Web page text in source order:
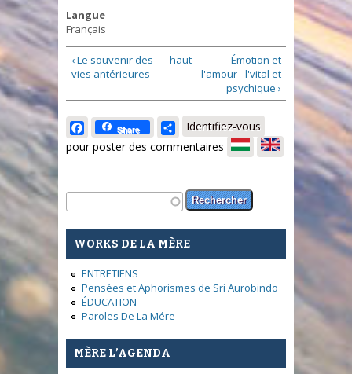
Langue
Français
‹ Le souvenir des
vies antérieures
haut
Émotion et
l'amour - l'vital et
psychique ›
Facebook
Share Share
Identifiez-vous
pour poster des commentaires
Formulaire de recherche
Rechercher
WORKS DE LA MÈRE
ENTRETIENS
Pensées et Aphorismes de Sri Aurobindo
ÉDUCATION
Paroles De La Mére
MÈRE L’AGENDA